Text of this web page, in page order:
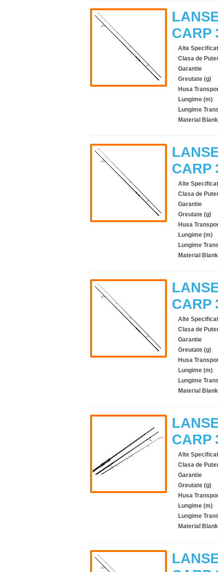
CARP
Alte
Clasa de
Garantie
Greutate (g)
Husa
Lungime (m)
Lungime
Material Blank
CARP
Alte
Clasa de
Garantie
Greutate (g)
Husa
Lungime (m)
Lungime
Material Blank
CARP
Alte
Clasa de
Garantie
Greutate (g)
Husa
Lungime (m)
Lungime
Material Blank
CARP
Alte
Clasa de
Garantie
Greutate (g)
Husa
Lungime (m)
Lungime
Material Blank